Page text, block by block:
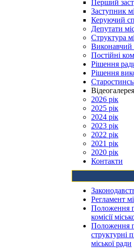
Перший
Заступник
Керуючий
Депутати
Структура
Виконавчий
Постійні
Рішення
Рішення
Відеогалерея
2026 рік
2025 рік
2024 рік
2023 рік
2022 рік
2021 рік
2020 рік
Контакти
Регламент
Положення
комісії
Положення
структурні
міської ради